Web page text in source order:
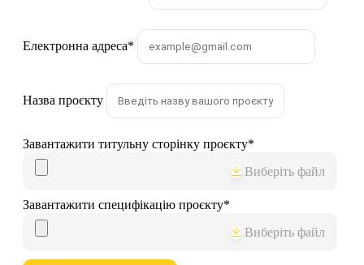
Електронна адреса*
Назва проєкту
Завантажити титульну сторінку проєкту*
Виберіть файл
Завантажити специфікацію проєкту*
Виберіть файл